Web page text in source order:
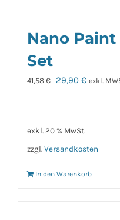
Nano
Set
41,58€
Ursprünglicher
41,58 €
29,90 € exkl.
exkl. 20 % MwSt.
zzgl. Versandkosten
In den Warenkorb